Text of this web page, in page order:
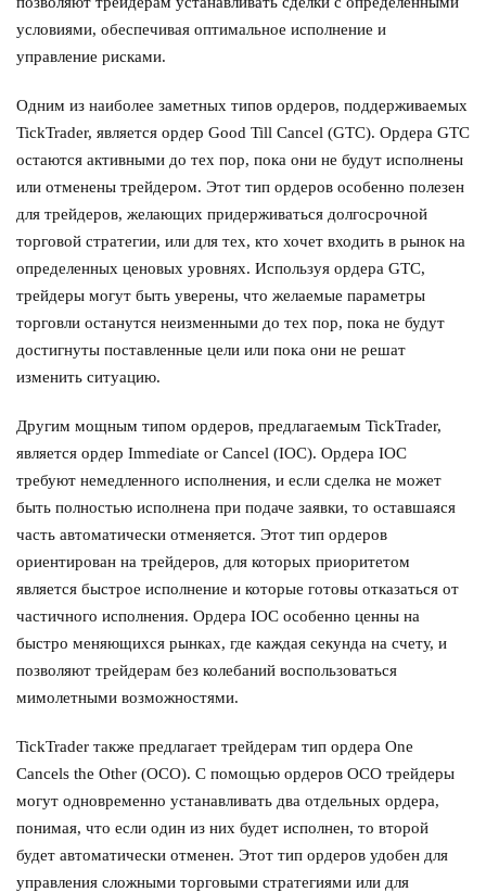
условиями, обеспечивая оптимальное исполнение и
управление рисками.
Одним из наиболее заметных типов ордеров, поддерживаемых
TickTrader, является ордер Good Till Cancel (GTC). Ордера GTC
остаются активными до тех пор, пока они не будут исполнены
или отменены трейдером. Этот тип ордеров особенно полезен
для трейдеров, желающих придерживаться долгосрочной
торговой стратегии, или для тех, кто хочет входить в рынок на
определенных ценовых уровнях. Используя ордера GTC,
трейдеры могут быть уверены, что желаемые параметры
торговли останутся неизменными до тех пор, пока не будут
достигнуты поставленные цели или пока они не решат
изменить ситуацию.
Другим мощным типом ордеров, предлагаемым TickTrader,
является ордер Immediate or Cancel (IOC). Ордера IOC
требуют немедленного исполнения, и если сделка не может
быть полностью исполнена при подаче заявки, то оставшаяся
часть автоматически отменяется. Этот тип ордеров
ориентирован на трейдеров, для которых приоритетом
является быстрое исполнение и которые готовы отказаться от
частичного исполнения. Ордера IOC особенно ценны на
быстро меняющихся рынках, где каждая секунда на счету, и
позволяют трейдерам без колебаний воспользоваться
мимолетными возможностями.
TickTrader также предлагает трейдерам тип ордера One
Cancels the Other (OCO). С помощью ордеров OCO трейдеры
могут одновременно устанавливать два отдельных ордера,
понимая, что если один из них будет исполнен, то второй
будет автоматически отменен. Этот тип ордеров удобен для
управления сложными торговыми стратегиями или для